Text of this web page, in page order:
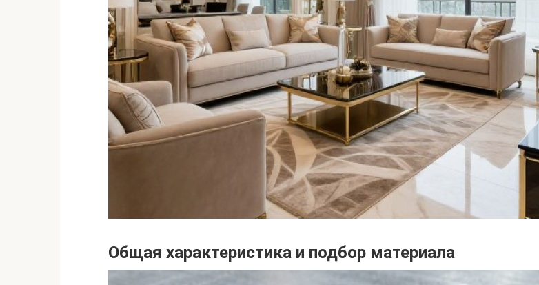
Общая характеристика и подбор материала